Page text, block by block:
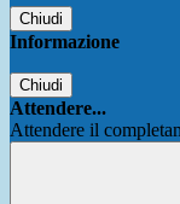
Chiudi
Informazione
Chiudi
Attendere...
Attendere il